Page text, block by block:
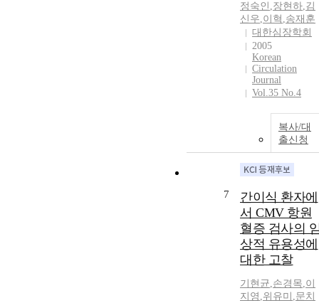
정숙인 ,장현하,김
신우,이혁 ,송재훈
대한심장학회
2005
Korean
Circulation
Journal
Vol.35 No.4
복사/대
출신청
7
간이식 환자에
서 CMV 항원
혈증 검사의
상적 유용성에
대한 고찰
기현균,손경목,이
지영 ,위유미 ,문치